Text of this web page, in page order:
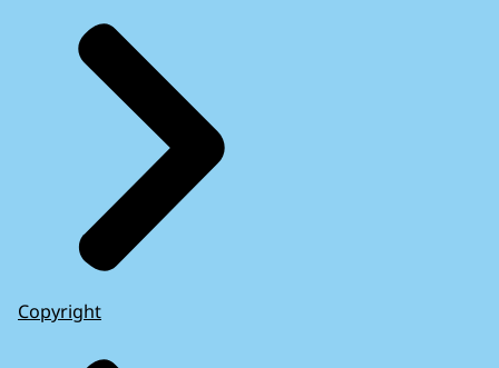
Copyright